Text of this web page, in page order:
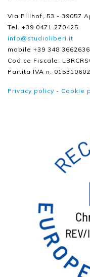
Via Pillhof, 53 - 39057
Tel. +39 0471 270425
info@studioliberi.it
mobile +39 348 3662636
Codice Fiscale:
Partita IVA n.
Privacy policy - Cookie